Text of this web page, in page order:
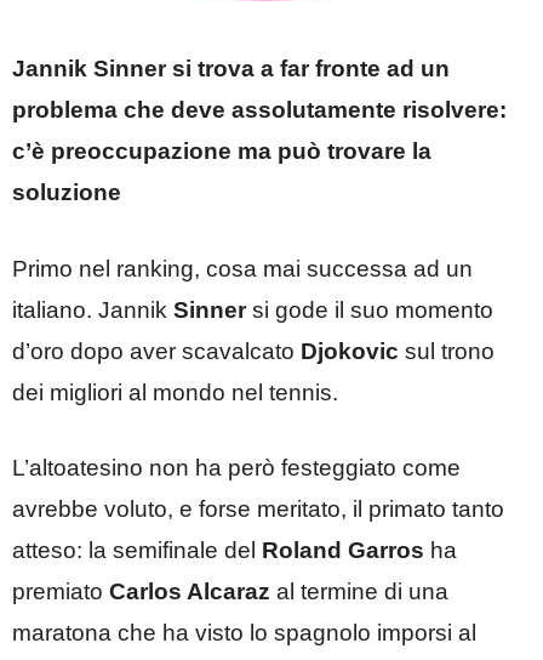
Jannik Sinner si trova a far fronte ad un
problema che deve assolutamente risolvere:
c’è preoccupazione ma può trovare la
soluzione
Primo nel ranking, cosa mai successa ad un
italiano. Jannik Sinnersi gode il suo momento
d’oro dopo aver scavalcato Djokovic sul trono
dei migliori al mondo nel tennis.
L’altoatesino non ha però festeggiato come
avrebbe voluto, e forse meritato, il primato tanto
atteso: la semifinale del Roland Garros ha
premiato Carlos Alcaraz al termine di una
maratona che ha visto lo spagnolo imporsi al